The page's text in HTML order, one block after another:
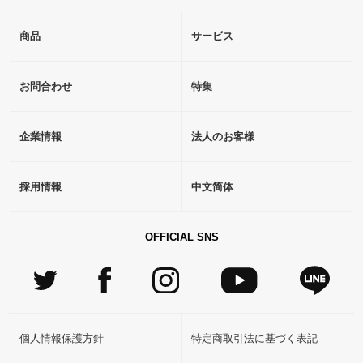
商品 サービス
お問合わせ 特集
企業情報 法人のお客様
採用情報 中文简体
OFFICIAL SNS
個人情報保護方針 特定商取引法に基づく表記